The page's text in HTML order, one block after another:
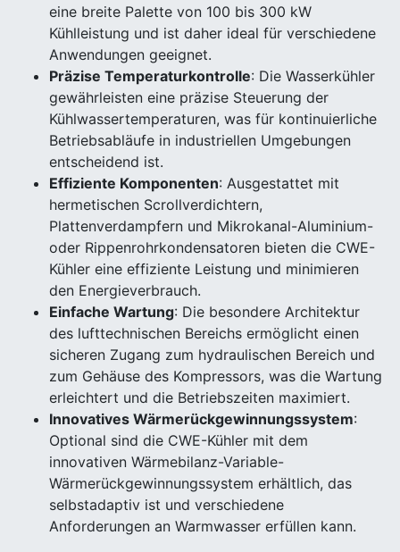
eine breite Palette von 100 bis 300 kW
Kühlleistung und ist daher ideal für verschiedene
Anwendungen geeignet.
Präzise Temperaturkontrolle: Die Wasserkühler
gewährleisten eine präzise Steuerung der
Kühlwassertemperaturen, was für kontinuierliche
Betriebsabläufe in industriellen Umgebungen
entscheidend ist.
Effiziente Komponenten: Ausgestattet mit
hermetischen Scrollverdichtern,
Plattenverdampfern und Mikrokanal-Aluminium-
oder Rippenrohrkondensatoren bieten die CWE-
Kühler eine effiziente Leistung und minimieren
den Energieverbrauch.
Einfache Wartung: Die besondere Architektur
des lufttechnischen Bereichs ermöglicht einen
sicheren Zugang zum hydraulischen Bereich und
zum Gehäuse des Kompressors, was die Wartung
erleichtert und die Betriebszeiten maximiert.
Innovatives Wärmerückgewinnungssystem:
Optional sind die CWE-Kühler mit dem
innovativen Wärmebilanz-Variable-
Wärmerückgewinnungssystem erhältlich, das
selbstadaptiv ist und verschiedene
Anforderungen an Warmwasser erfüllen kann.